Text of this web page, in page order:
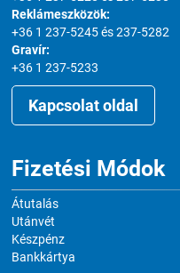
Reklámeszközök:
+36 1 237-5245 és 237-5282
Gravír:
+36 1 237-5233
Kapcsolat oldal
Fizetési Módok
Átutalás
Utánvét
Készpénz
Bankkártya